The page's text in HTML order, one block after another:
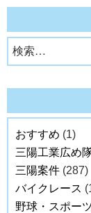
検
索:
おすすめ (1)
三陽工業広め
三陽案件 (287)
バイクレース
野球・スポー